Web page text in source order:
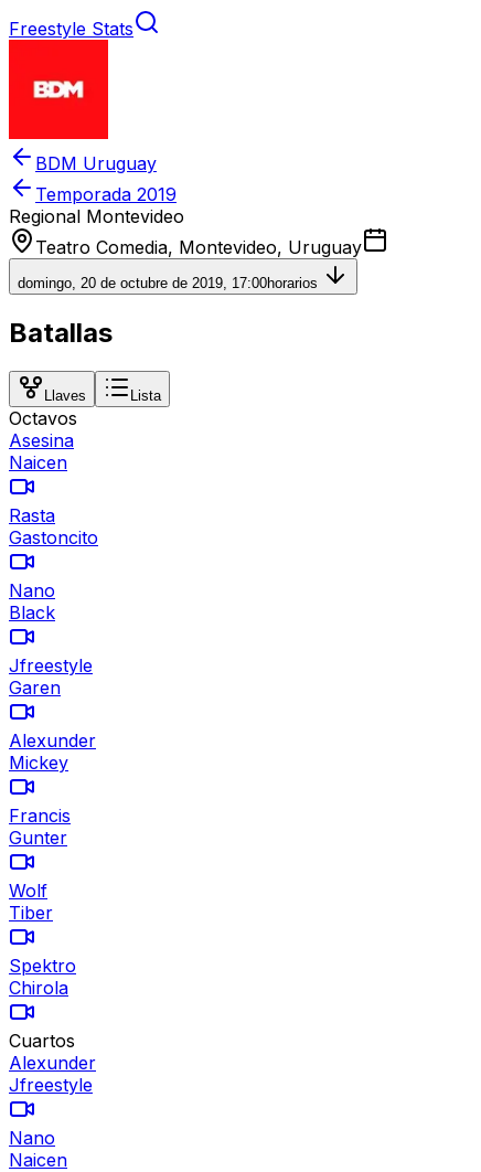
Freestyle Stats
BDM Uruguay
Temporada 2019
Regional Montevideo
Teatro Comedia, Montevideo, Uruguay
domingo, 20 de octubre de 2019, 17:00horarios
Batallas
Llaves Lista
Octavos
Asesina
Naicen
Rasta
Gastoncito
Nano
Black
Jfreestyle
Garen
Alexunder
Mickey
Francis
Gunter
Wolf
Tiber
Spektro
Chirola
Cuartos
Alexunder
Jfreestyle
Nano
Naicen